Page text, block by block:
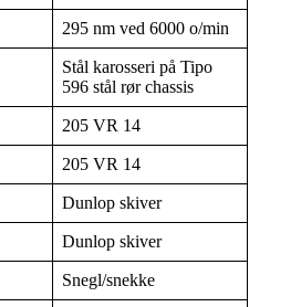
295 nm ved 6000 o/min
Stål karosseri på Tipo
596 stål rør chassis
205 VR 14
205 VR 14
Dunlop skiver
Dunlop skiver
Snegl/snekke